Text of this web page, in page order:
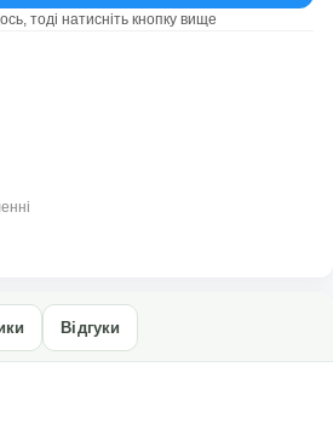
тоді натисніть кнопку вище
Відгуки